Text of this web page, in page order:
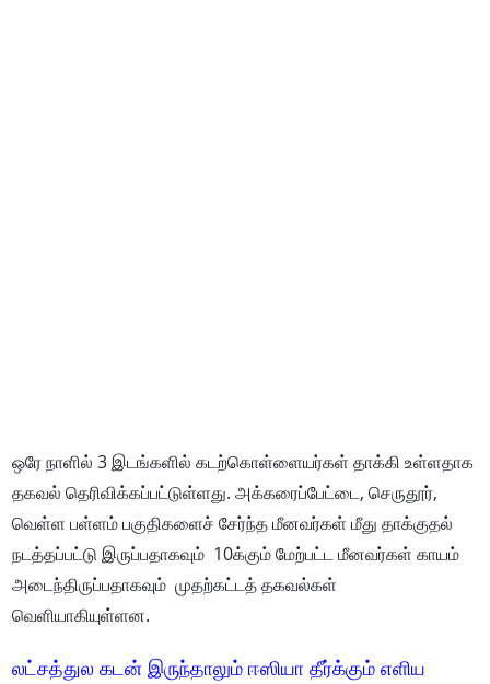
ஒரே நாளில் 3 இடங்களில் கடற்கொள்ளையர்கள் தாக்கி உள்ளதாக
தகவல் தெரிவிக்கப்பட்டுள்ளது. அக்கரைப்பேட்டை, செருதூர்,
வெள்ள பள்ளம் பகுதிகளைச் சேர்ந்த மீனவர்கள் மீது தாக்குதல்
நடத்தப்பட்டு இருப்பதாகவும் 10க்கும் மேற்பட்ட மீனவர்கள் காயம்
அடைந்திருப்பதாகவும் முதற்கட்டத் தகவல்கள்
வெளியாகியுள்ளன.
லட்சத்துல கடன் இருந்தாலும் ஈஸியா தீர்க்கும் எளிய